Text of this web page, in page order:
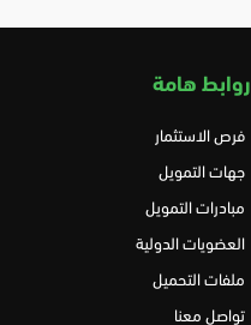
روابط هامة
فرص الاستثمار
جهات التمويل
مبادرات التمويل
العضويات الدولية
ملفات التحميل
تواصل معنا